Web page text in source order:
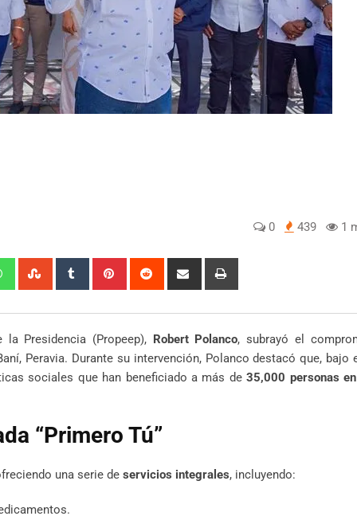
0 439 1
WhatsappStumbleUpon
Tumblr Pinterest Reddit
Share
Presidencia (Propeep), Robert Polanco, subrayó el
Peravia. Durante su intervención, Polanco destacó que, bajo
sociales que han beneficiado a más de35,000 personas
“Primero Tú”
una serie de servicios integrales, incluyendo: